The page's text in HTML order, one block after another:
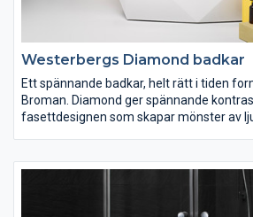
Westerbergs Diamond badkar
Ett spännande badkar, helt rätt i tiden
Broman. Diamond ger spännande
fasettdesignen som skapar mönster av